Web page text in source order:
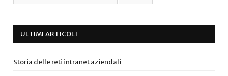
ULTIMI ARTICOLI
Storia delle reti intranet aziendali